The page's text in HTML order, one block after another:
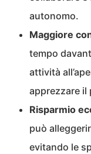
autonomo.
Maggiore
tempo
attività
apprezzare il
Risparmio
può
evitando le